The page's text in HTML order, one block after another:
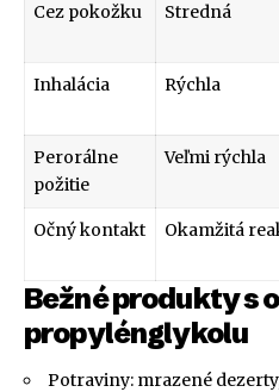
Cez pokožku Stredná
Inhalácia Rýchla
Perorálne
požitie
Veľmi rýchla
Očný kontakt Okamžitá
Bežné produkty s
propylénglykolu
Potraviny: mrazené